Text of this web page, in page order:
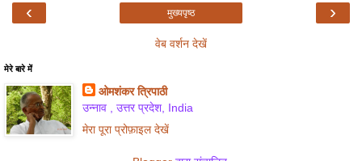
‹ ›
मुख्यपृष्ठ
वेब वर्शन देखें
मेरे बारे में
ओमशंकर त्रिपाठी
उन्नाव , उत्तर प्रदेश, India
मेरा पूरा प्रोफ़ाइल देखें